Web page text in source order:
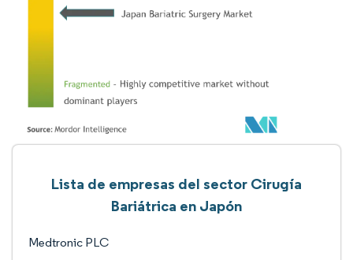
Lista de empresas del sector Cirugía
Bariátrica en Japón
Medtronic PLC